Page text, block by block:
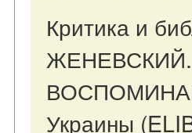
Критика и
Украины